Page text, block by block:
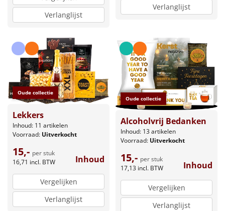
Verlanglijst
Verlanglijst
Oude collectie
Lekkers
Inhoud: 11 artikelen
Voorraad: Uitverkocht
15,- per stuk
16,71 incl. BTW Inhoud
Vergelijken
Verlanglijst
Oude collectie
Alcoholvrij Bedanken
Inhoud: 13 artikelen
Voorraad: Uitverkocht
15,- per stuk
17,13 incl. BTW Inhoud
Vergelijken
Verlanglijst